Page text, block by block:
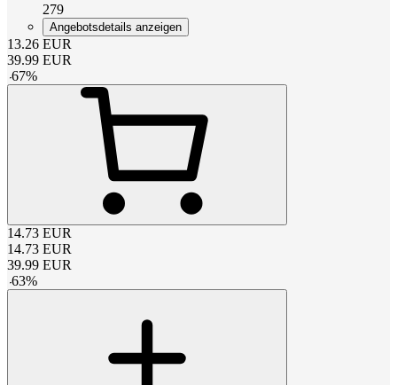
279
Angebotsdetails anzeigen
13.26 EUR
39.99 EUR
-67%
14.73 EUR
14.73 EUR
39.99 EUR
-63%